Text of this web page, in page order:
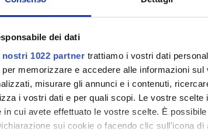
dei dati
nostri 1022 partner trattiamo i vostri dati
per memorizzare e accedere alle informazioni
misurare gli annunci e i contenuti,
i vostri dati e per quali scopi. Le vostre
in cui avete effettuato le vostre scelte. È
sui cookie o facendo clic sull'icona di
fino al
Scopri le migliori
prodotti del nostro